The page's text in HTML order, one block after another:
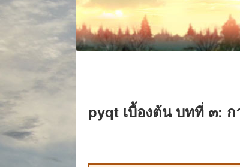
pyqt เบื้องต้น บทที่ ๓: